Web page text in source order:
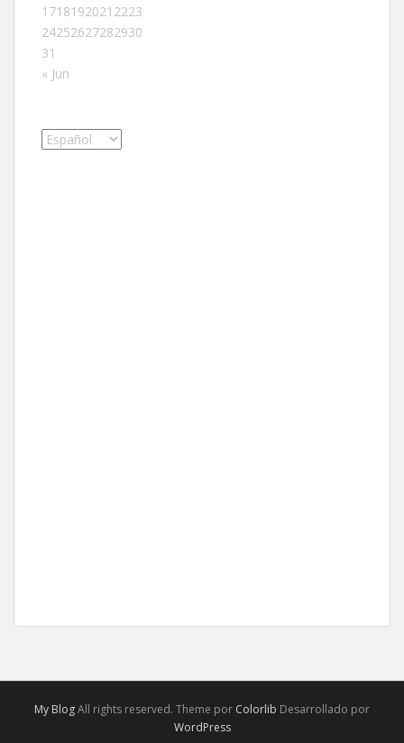
1718192021 2223
24252627282930
31
« Jun
Elegir
My BlogAll rights reserved. Theme por Colorlib Desarrollado por
WordPress